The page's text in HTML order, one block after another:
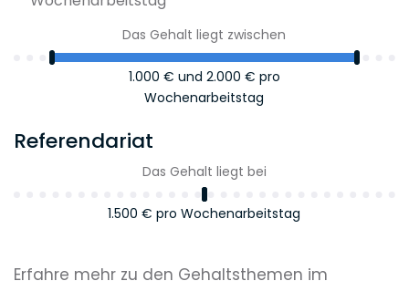
Das Gehalt liegt zwischen
1.000 € und 2.000 € pro
Wochenarbeitstag
Referendariat
Das Gehalt liegt bei
1.500 €pro Wochenarbeitstag
Erfahre mehr zu den Gehaltsthemen im